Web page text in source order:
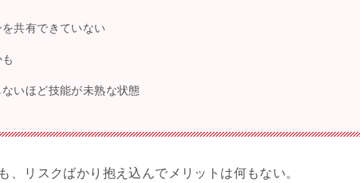
共有できていない
いほど技能が未熟な状態
、リスクばかり抱え込んでメリットは何もない。